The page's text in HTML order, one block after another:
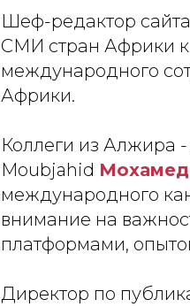
Шеф-редактор сайта
СМИ стран Африки к
международного
Африки.
Коллеги из Алжира
Moubjahid
международного
внимание на
платформами,
Директор по